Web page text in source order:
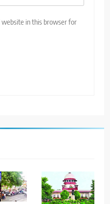
website in this browser for